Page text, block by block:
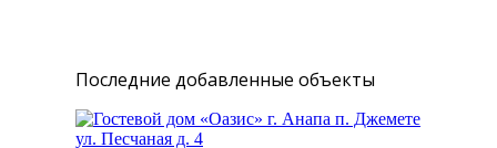
Последние добавленные объекты